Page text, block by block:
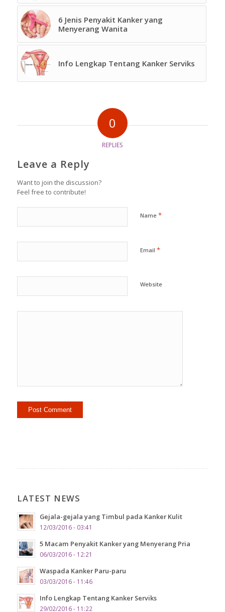
6 Jenis Penyakit Kanker yang
Menyerang Wanita
Info Lengkap Tentang Kanker Serviks
0
REPLIES
Leave a Reply
Want to join the discussion?
Feel free to contribute!
Name *
Email *
Website
LATEST NEWS
Gejala-gejala yang Timbul pada Kanker Kulit
12/03/2016 - 03:41
5 Macam Penyakit Kanker yang Menyerang Pria
06/03/2016 - 12:21
Waspada Kanker Paru-paru
03/03/2016 - 11:46
Info Lengkap Tentang Kanker Serviks
29/02/2016 - 11:22